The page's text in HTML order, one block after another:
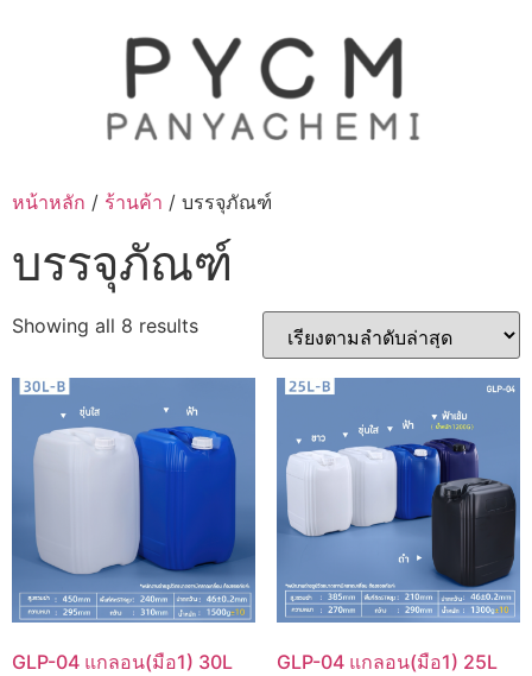
หน้าหลัก / ร้านค้า / บรรจุภัณฑ์
บรรจุภัณฑ์
Showing all 8 resultsSorted
latest
GLP-04 แกลอน(มือ1) 30L GLP-04 แกลอน(มือ1) 25L